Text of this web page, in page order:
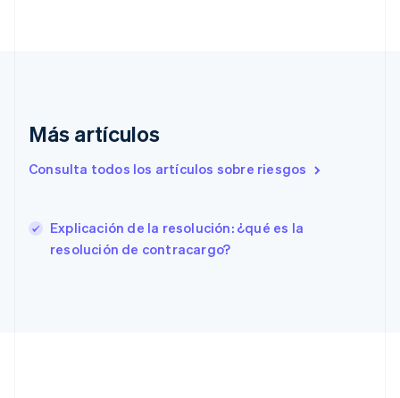
Más artículos
Consulta todos los artículos sobre riesgos
Explicación de la resolución: ¿qué es la
resolución de contracargo?
Estados Unidos
English Español简体中文
English
Francia
FrançaisEnglish